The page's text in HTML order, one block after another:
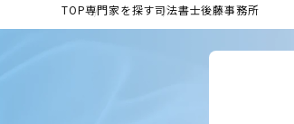
TOP専門家を探す司法書士後藤事務所